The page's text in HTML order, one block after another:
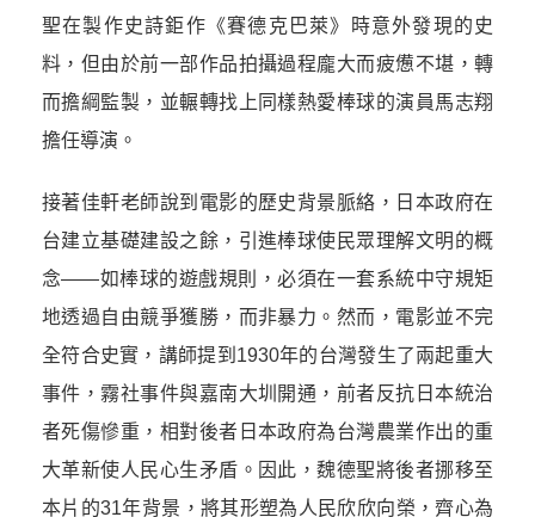
聖在製作史詩鉅作《賽德克巴萊》時意外發現的史
料，但由於前一部作品拍攝過程龐大而疲憊不堪，轉
而擔綱監製，並輾轉找上同樣熱愛棒球的演員馬志翔
擔任導演。
接著佳軒老師說到電影的歷史背景脈絡，日本政府在
台建立基礎建設之餘，引進棒球使民眾理解文明的概
念——如棒球的遊戲規則，必須在一套系統中守規矩
地透過自由競爭獲勝，而非暴力。然而，電影並不完
全符合史實，講師提到1930年的台灣發生了兩起重大
事件，霧社事件與嘉南大圳開通，前者反抗日本統治
者死傷慘重，相對後者日本政府為台灣農業作出的重
大革新使人民心生矛盾。因此，魏德聖將後者挪移至
本片的31年背景，將其形塑為人民欣欣向榮，齊心為